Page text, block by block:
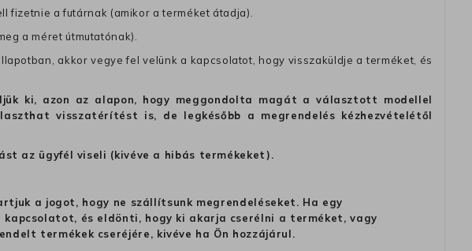
fizetnie a futárnak (amikor a terméket átadja).
a méret útmutatónak).
akkor vegye fel velünk a kapcsolatot, hogy visszaküldje a terméket, és
ki, azon az alapon, hogy meggondolta magát a választott modellel
visszatérítést is, de legkésőbb a megrendelés kézhezvételétől
az ügyfél viseli (kivéve a hibás termékeket).
a jogot, hogy ne szállítsunk megrendeléseket. Ha egy
és eldönti, hogy ki akarja cserélni a terméket, vagy
termékek cseréjére, kivéve ha Ön hozzájárul.